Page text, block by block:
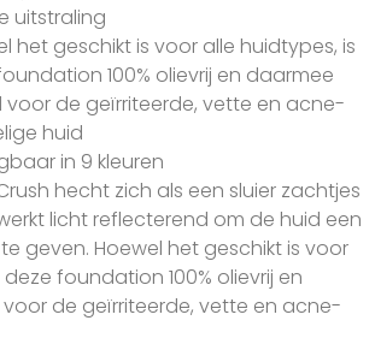
uitstraling
het geschikt is voor alle huidtypes, is
100% olievrij en daarmee
voor de geïrriteerde, vette en acne-
huid
in 9 kleuren
hecht zich als een sluier zachtjes
licht reflecterend om de huid een
geven. Hoewel het geschikt is voor
foundation 100% olievrij en
de geïrriteerde, vette en acne-